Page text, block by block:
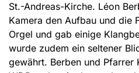
St.-Andreas-Kirche. Léon
Kamera den Aufbau und die
Orgel und gab einige
wurde zudem ein seltener
gewährt. Berben und Pfarrer